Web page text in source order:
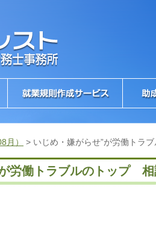
月） > いじめ・嫌がらせ”が労働トラ
労働トラブルのトップ